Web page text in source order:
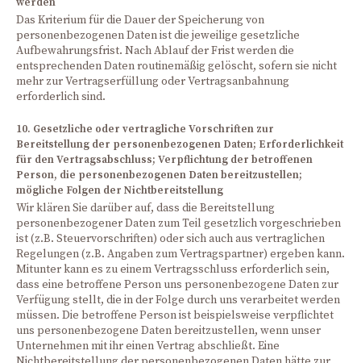
Das Kriterium für die Dauer der Speicherung von
personenbezogenen Daten ist die jeweilige gesetzliche
Aufbewahrungsfrist. Nach Ablauf der Frist werden die
entsprechenden Daten routinemäßig gelöscht, sofern sie nicht
mehr zur Vertragserfüllung oder Vertragsanbahnung
erforderlich sind.
10. Gesetzliche oder vertragliche Vorschriften zur
Bereitstellung der personenbezogenen Daten; Erforderlichkeit
für den Vertragsabschluss; Verpflichtung der betroffenen
Person, die personenbezogenen Daten bereitzustellen;
mögliche Folgen der Nichtbereitstellung
Wir klären Sie darüber auf, dass die Bereitstellung
personenbezogener Daten zum Teil gesetzlich vorgeschrieben
ist (z.B. Steuervorschriften) oder sich auch aus vertraglichen
Regelungen (z.B. Angaben zum Vertragspartner) ergeben kann.
Mitunter kann es zu einem Vertragsschluss erforderlich sein,
dass eine betroffene Person uns personenbezogene Daten zur
Verfügung stellt, die in der Folge durch uns verarbeitet werden
müssen. Die betroffene Person ist beispielsweise verpflichtet
uns personenbezogene Daten bereitzustellen, wenn unser
Unternehmen mit ihr einen Vertrag abschließt. Eine